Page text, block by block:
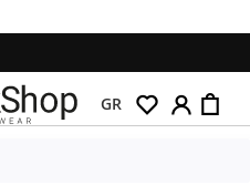
στο
περιεχόμενο
GR